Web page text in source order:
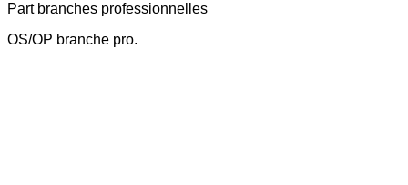
Part branches professionnelles
OS/OP branche pro.